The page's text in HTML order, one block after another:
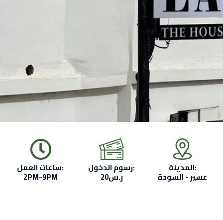
ساعات العمل:
2PM-9PM
رسوم الدخول:
20ر.س
المدينة:
عسير - السودة